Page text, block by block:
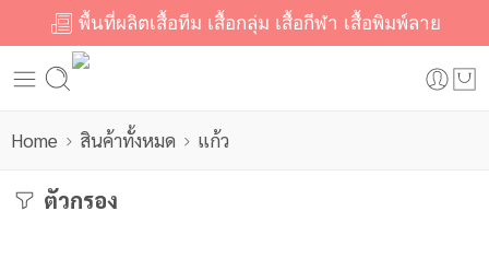
พื้นที่ผลิตเสื้อทีม เสื้อกลุ่ม เสื้อกีฬา เสื้อพิมพ์ลาย
Home สินค้าทั้งหมด แก้ว
ตัวกรอง